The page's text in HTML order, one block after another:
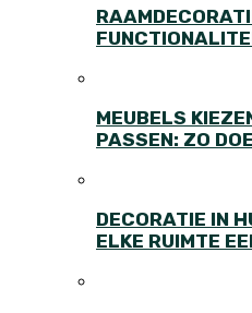
MEUBELS
PASSEN: ZO
DECORATIE IN
ELKE RUIMTE